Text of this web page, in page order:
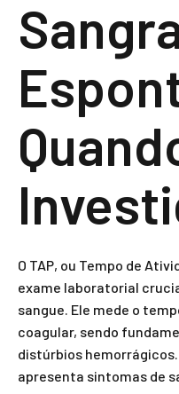
O TAP, ou Tempo de
exame laboratorial
sangue. Ele mede o
coagular, sendo
distúrbios
apresenta sintomas de